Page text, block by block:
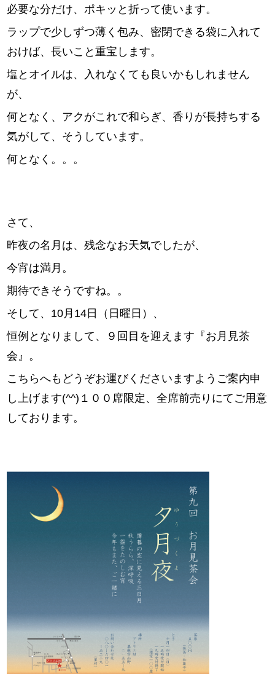
必要な分だけ、ポキッと折って使います。
ラップで少しずつ薄く包み、密閉できる袋に入れて
おけば、長いこと重宝します。
塩とオイルは、入れなくても良いかもしれません
が、
何となく、アクがこれで和らぎ、香りが長持ちする
気がして、そうしています。
何となく。。。
さて、
昨夜の名月は、残念なお天気でしたが、
今宵は満月。
期待できそうですね。。
そして、10月14日（日曜日）、
恒例となりまして、９回目を迎えます『お月見茶
会』。
こちらへもどうぞお運びくださいますようご案内申
し上げます(^^)１００席限定、全席前売りにてご用意
しております。